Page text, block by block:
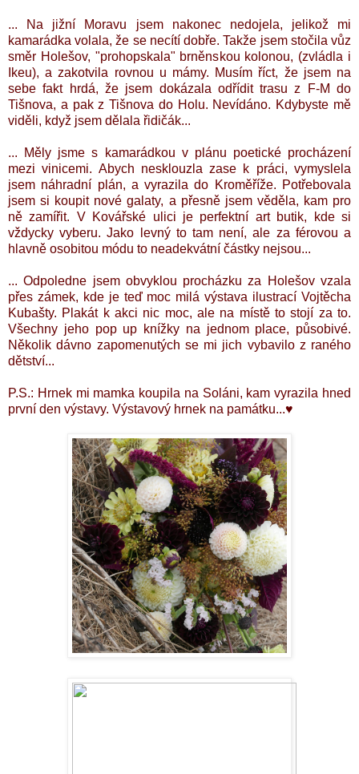
... Na jižní Moravu jsem nakonec nedojela, jelikož mi
kamarádka volala, že se necítí dobře. Takže jsem stočila vůz
směr Holešov, "prohopskala" brněnskou kolonou, (zvládla i
Ikeu), a zakotvila rovnou u mámy. Musím říct, že jsem na
sebe fakt hrdá, že jsem dokázala odřídit trasu z F-M do
Tišnova, a pak z Tišnova do Holu. Nevídáno. Kdybyste mě
viděli, když jsem dělala řidičák...
... Měly jsme s kamarádkou v plánu poetické procházení
mezi vinicemi. Abych nesklouzla zase k práci, vymyslela
jsem náhradní plán, a vyrazila do Kroměříže. Potřebovala
jsem si koupit nové galaty, a přesně jsem věděla, kam pro
ně zamířit. V Kovářské ulici je perfektní art butik, kde si
vždycky vyberu. Jako levný to tam není, ale za férovou a
hlavně osobitou módu to neadekvátní částky nejsou...
... Odpoledne jsem obvyklou procházku za Holešov vzala
přes zámek, kde je teď moc milá výstava ilustrací Vojtěcha
Kubašty. Plakát k akci nic moc, ale na místě to stojí za to.
Všechny jeho pop up knížky na jednom place, působivé.
Několik dávno zapomenutých se mi jich vybavilo z raného
dětství...
P.S.: Hrnek mi mamka koupila na Soláni, kam vyrazila hned
první den výstavy. Výstavový hrnek na památku...♥